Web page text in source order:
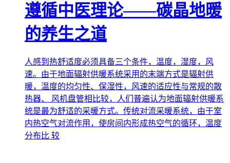
遵循中医理论——碳晶地暖
的养生之道
人感到热舒适度必须具备三个条件，温度，湿度，风
速。由于地面辐射供暖系统采用的末端方式是辐射供
暖，温度的均匀性、保湿性，风速的适应性与常规的散
热器、 风机盘管相比较，人们普遍认为地面辐射供暖系
统是最为舒适的采暖方式。传统对流采暖系统，由于室
内热空气对流作用，使房间内形成热空气的循环，温度
分布比 较